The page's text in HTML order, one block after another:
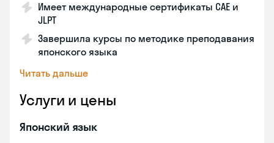
Имеет международные сертификаты CAE и
JLPT
Завершила курсы по методике преподавания
японского языка
Читать дальше
Услуги и цены
Японский язык